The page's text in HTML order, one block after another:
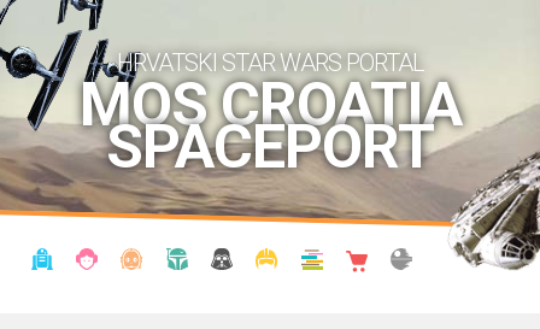
HRVATSKI STAR WARS PORTAL
MOS CROATIA
SPACEPORT